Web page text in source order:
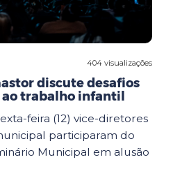
404 visualizações
discute desafios
trabalho infantil
feira (12) vice-diretores
participaram do
Municipal em alusão